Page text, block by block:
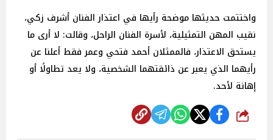
واختتمت حديثها موضحة رأيها في اعتذار الفنان أشرف زكي،
نقيب المهن التمثيلية، لأسرة الفنان الراحل، وقالت: لا أرى ما
يستحق الاعتذار، فالممثلان أحمد فتحي وعمر فقط أعلنا عن
رأيهما الذي يعبر عن ذائقتهما الشخصية، ولا يعد تطاولًا أو
إهانة لأحد.
شارك